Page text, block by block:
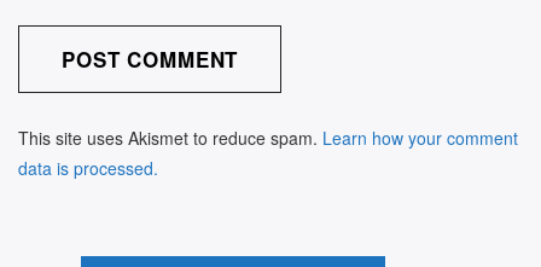
This site uses Akismet to reduce spam. Learn how your comment
data is processed.